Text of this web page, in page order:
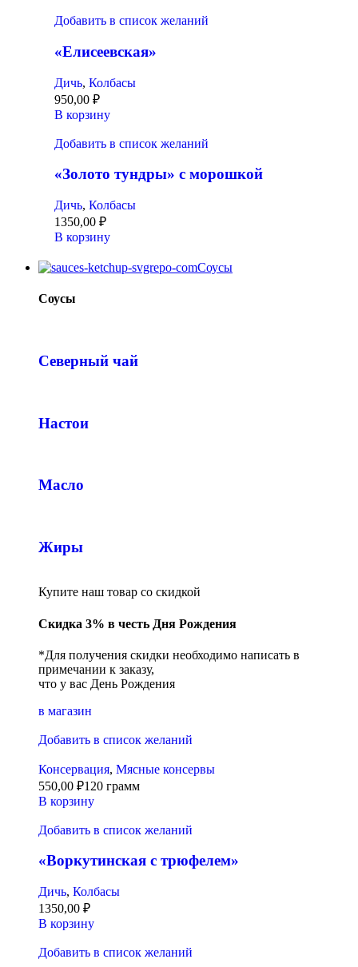
Добавить в список желаний
«Елисеевская»
Дичь, Колбасы
950,00 ₽
В корзину
Добавить в список желаний
«Золото тундры» с морошкой
Дичь, Колбасы
1350,00 ₽
В корзину
Соусы
Соусы
Северный чай
Настои
Масло
Жиры
Купите наш товар со скидкой
Скидка 3% в честь Дня Рождения
*Для получения скидки необходимо написать в
примечании к заказу,
что у вас День Рождения
в магазин
Добавить в список желаний
Консервация, Мясные консервы
550,00 ₽120 грамм
В корзину
Добавить в список желаний
«Воркутинская с трюфелем»
Дичь, Колбасы
1350,00 ₽
В корзину
Добавить в список желаний